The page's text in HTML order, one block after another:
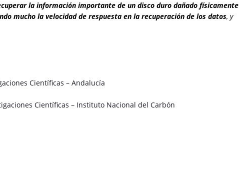
la información importante de un disco duro dañado físicamente
mucho la velocidad de respuesta en la recuperación de los datos, y
Científicas – Andalucía
Científicas – Instituto Nacional del Carbón